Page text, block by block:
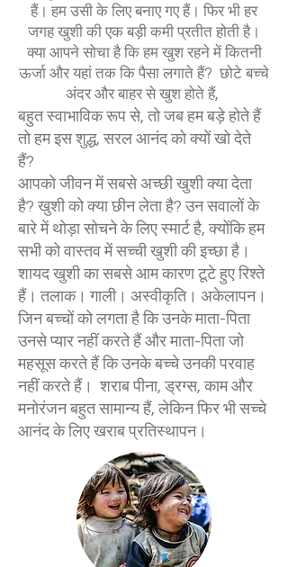
हैं। हम उसी के लिए बनाए गए हैं। फिर भी हर
जगह खुशी की एक बड़ी कमी प्रतीत होती है।
क्या आपने सोचा है कि हम खुश रहने में कितनी
ऊर्जा और यहां तक कि पैसा लगाते हैं? छोटे बच्चे
अंदर और बाहर से खुश होते हैं,
बहुत स्वाभाविक रूप से, तो जब हम बड़े होते हैं
तो हम इस शुद्ध, सरल आनंद को क्यों खो देते
हैं?
आपको जीवन में सबसे अच्छी खुशी क्या देता
है? खुशी को क्या छीन लेता है? उन सवालों के
बारे में थोड़ा सोचने के लिए स्मार्ट है, क्योंकि हम
सभी को वास्तव में सच्ची खुशी की इच्छा है।
शायद खुशी का सबसे आम कारण टूटे हुए रिश्ते
हैं। तलाक। गाली। अस्वीकृति। अकेलापन।
जिन बच्चों को लगता है कि उनके माता-पिता
उनसे प्यार नहीं करते हैं और माता-पिता जो
महसूस करते हैं कि उनके बच्चे उनकी परवाह
नहीं करते हैं। शराब पीना, ड्रग्स, काम और
मनोरंजन बहुत सामान्य हैं, लेकिन फिर भी सच्चे
आनंद के लिए खराब प्रतिस्थापन।